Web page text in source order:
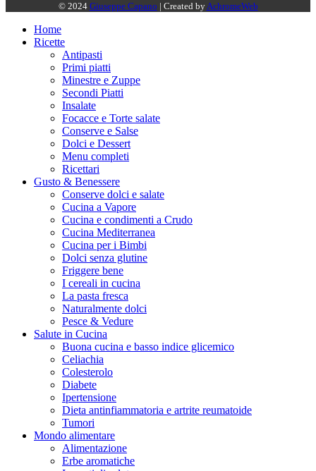
© 2024 Giuseppe Capano | Created byAchromeWeb
Home
Ricette
Antipasti
Primi piatti
Minestre e Zuppe
Secondi Piatti
Insalate
Focacce e Torte salate
Conserve e Salse
Dolci e Dessert
Menu completi
Ricettari
Gusto & Benessere
Conserve dolci e salate
Cucina a Vapore
Cucina e condimenti a Crudo
Cucina Mediterranea
Cucina per i Bimbi
Dolci senza glutine
Friggere bene
I cereali in cucina
La pasta fresca
Naturalmente dolci
Pesce & Vedure
Salute in Cucina
Buona cucina e basso indice glicemico
Celiachia
Colesterolo
Diabete
Ipertensione
Dieta antinfiammatoria e artrite reumatoide
Tumori
Mondo alimentare
Alimentazione
Erbe aromatiche